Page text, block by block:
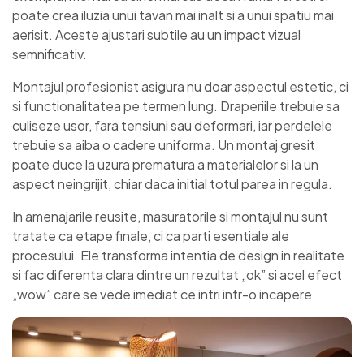
poate crea iluzia unui tavan mai inalt si a unui spatiu mai
aerisit. Aceste ajustari subtile au un impact vizual
semnificativ.
Montajul profesionist asigura nu doar aspectul estetic, ci
si functionalitatea pe termen lung. Draperiile trebuie sa
culiseze usor, fara tensiuni sau deformari, iar perdelele
trebuie sa aiba o cadere uniforma. Un montaj gresit
poate duce la uzura prematura a materialelor si la un
aspect neingrijit, chiar daca initial totul parea in regula.
In amenajarile reusite, masuratorile si montajul nu sunt
tratate ca etape finale, ci ca parti esentiale ale
procesului. Ele transforma intentia de design in realitate
si fac diferenta clara dintre un rezultat „ok” si acel efect
„wow” care se vede imediat ce intri intr-o incapere.